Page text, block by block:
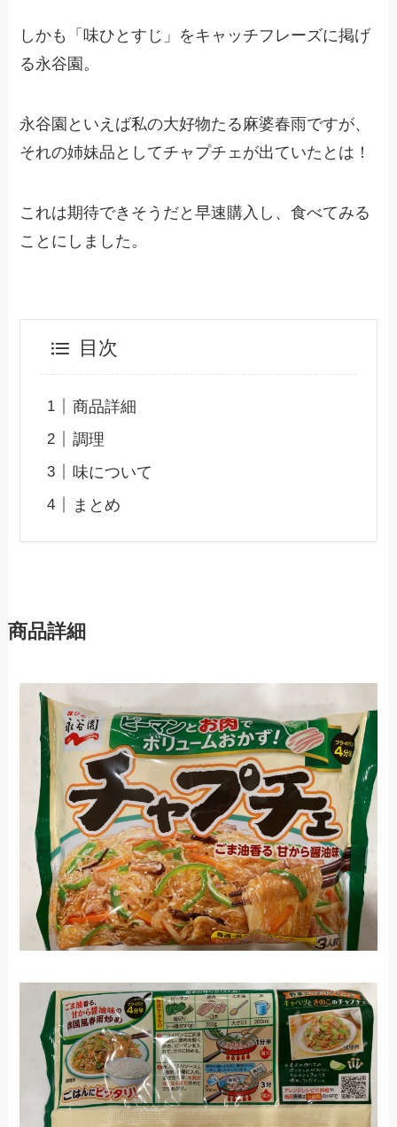
しかも「味ひとすじ」をキャッチフレーズに掲げ
る永谷園。
永谷園といえば私の大好物たる麻婆春雨ですが、
それの姉妹品としてチャプチェが出ていたとは！
これは期待できそうだと早速購入し、食べてみる
ことにしました。
目次
商品詳細
調理
味について
まとめ
商品詳細